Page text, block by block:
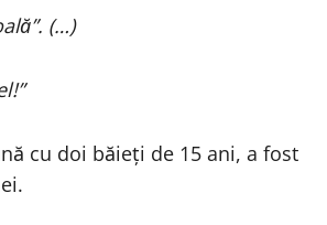
(…)
cu doi băieți de 15 ani, a fost